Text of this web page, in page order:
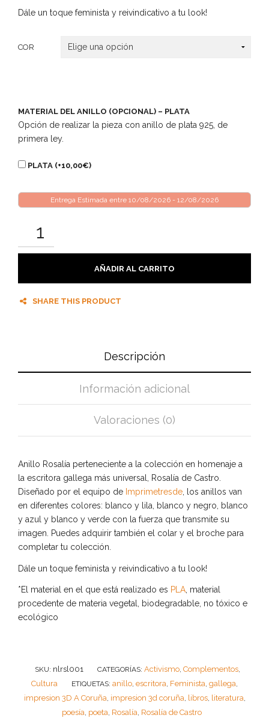
Dále un toque feminista y reivindicativo a tu look!
COR
MATERIAL DEL ANILLO (OPCIONAL) – PLATA
Opción de realizar la pieza con anillo de plata 925, de
primera ley.
PLATA (+10,00€)
Entrega Estimada entre 10/08/2026 - 12/08/2026
AÑADIR AL CARRITO
SHARE THIS PRODUCT
Descripción
Información adicional
Valoraciones (0)
Anillo Rosalía perteneciente a la colección en homenaje a
la escritora gallega más universal, Rosalía de Castro.
Diseñado por el equipo de Imprimetresde , los anillos van
en diferentes colores: blanco y lila, blanco y negro, blanco
y azul y blanco y verde con la fuerza que transmite su
imagen. Puedes adquirir también el colar y el broche para
completar tu colección.
Dále un toque feminista y reivindicativo a tu look!
*El material en el que está realizado es PLA, material
procedente de materia vegetal, biodegradable, no tóxico e
ecológico
SKU: nlrsl001 CATEGORÍAS: Activismo, Complementos,
Cultura ETIQUETAS: anillo, escritora, Feminista, gallega,
impresion 3D A Coruña, impresion 3d coruña, libros, literatura,
poesía, poeta, Rosalía, Rosalía de Castro